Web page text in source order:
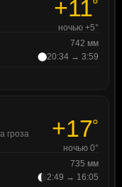
+11°
ночью +5°
742 мм
20:34 → 3:59
гроза +17°
ночью 0°
735 мм
2:49 → 16:05